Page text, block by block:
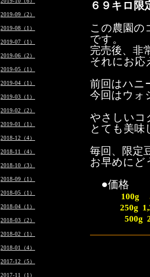
６９キロ限
この農園の
です。
完売後、非
それにお応
前回はハニ
今回はウォ
やさしいコ
とても美味
毎回、限定
お早めにど
●価格
250g
500g
2019-09（2）
2019-08（1）
2019-07（1）
2019-06（2）
2019-05（1）
2019-04（1）
2019-03（1）
2019-02（2）
2019-01（1）
2018-12（4）
2018-11（4）
2018-10（3）
2018-09（1）
2018-05（1）
2018-04（1）
2018-03（2）
2018-02（1）
2018-01（4）
2017-12（5）
2017-11（1）